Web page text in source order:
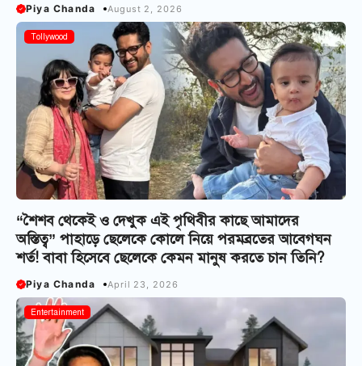
Piya Chanda August 2, 2026
Tollywood
“শৈশব থেকেই ও দেখুক এই পৃথিবীর কাছে আমাদের
অস্তিত্ব” পাহাড়ে ছেলেকে কোলে নিয়ে পরমব্রতের আবেগঘন
শর্ত! বাবা হিসেবে ছেলেকে কেমন মানুষ করতে চান তিনি?
Piya Chanda April 23, 2026
Entertainment